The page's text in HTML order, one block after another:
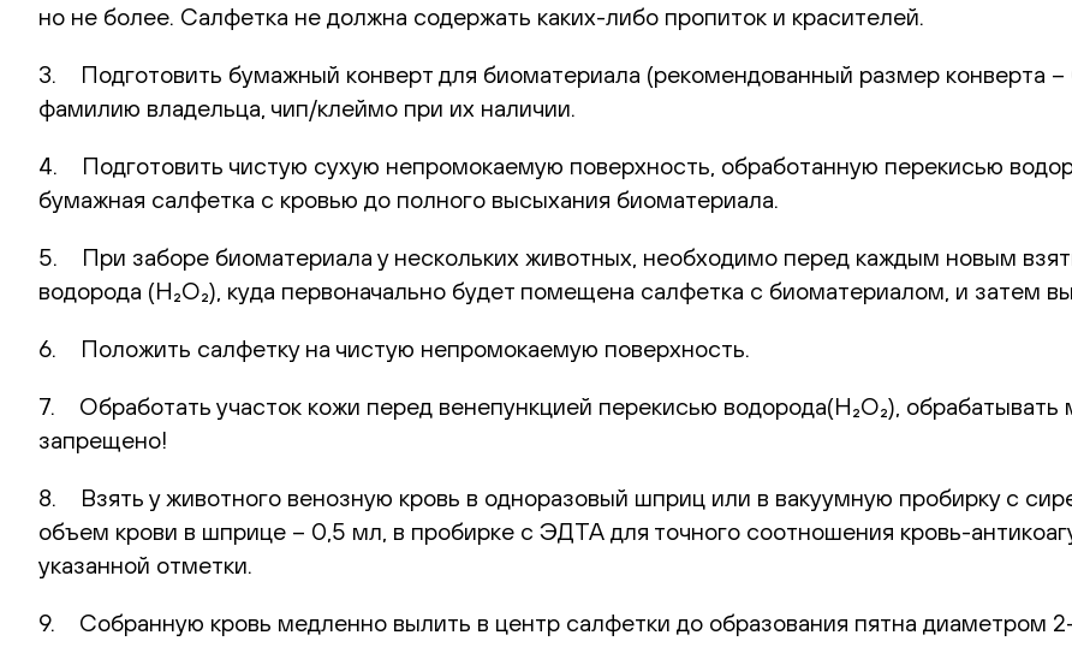
но не более. Салфетка не должна содержать каких-либо пропиток и красителей.
3. Подготовить бумажный конверт для биоматериала (рекомендованный размер конверта –
фамилию владельца, чип/клеймо при их наличии.
4. Подготовить чистую сухую непромокаемую поверхность, обработанную перекисью
бумажная салфетка с кровью до полного высыхания биоматериала.
5. При заборе биоматериала у нескольких животных, необходимо перед каждым новым
водорода (H₂O₂), куда первоначально будет помещена салфетка с биоматериалом, и затем
6. Положить салфетку на чистую непромокаемую поверхность.
7. Обработать участок кожи перед венепункцией перекисью водорода(H₂O₂),
запрещено!
8. Взять у животного венозную кровь в одноразовый шприц или в вакуумную пробирку с
объем крови в шприце – 0,5 мл, в пробирке с ЭДТА для точного соотношения кровь-
указанной отметки.
9. Собранную кровь медленно вылить в центр салфетки до образования пятна диаметром